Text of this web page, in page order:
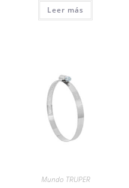
Leer más
Mundo TRUPER